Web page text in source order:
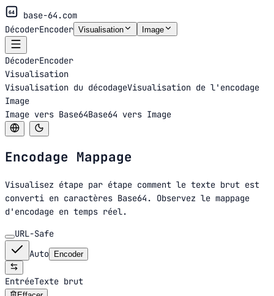
64
base-64.com
DécoderEncoder Visualisation Image
DécoderEncoder
Visualisation
Visualisation du décodageVisualisation de l'encodage
Image
Image vers Base64Base64 vers Image
Encodage Mappage
Visualisez étape par étape comment le texte brut est
converti en caractères Base64. Observez le mappage
d'encodage en temps réel.
URL-Safe
Auto
Encoder
EntréeTexte brut